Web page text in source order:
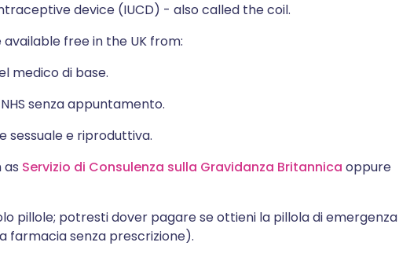
device (IUCD) - also called the coil.
available free in the UK from:
medico di base.
senza appuntamento.
sessuale e riproduttiva.
as Servizio di Consulenza sulla Gravidanza Britannica oppure
pillole; potresti dover pagare se ottieni la pillola di emergenza
farmacia senza prescrizione).